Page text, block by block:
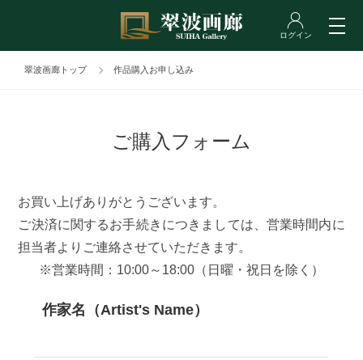
翠波画廊トップ 作品購入お申し込み
ご購入フォーム
お買い上げありがとうございます。
ご決済に関するお手続きにつきましては、営業時間内に
担当者よりご連絡させていただきます。
※営業時間：10:00～18:00（日曜・祝日を除く）
作家名（Artist's Name）